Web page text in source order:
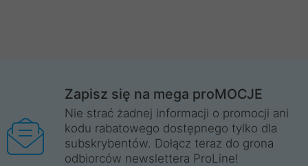
Zapisz się na mega proMOCJE
Nie strać żadnej informacji o promocji ani
kodu rabatowego dostępnego tylko dla
subskrybentów. Dołącz teraz do grona
odbiorców newslettera ProLine!